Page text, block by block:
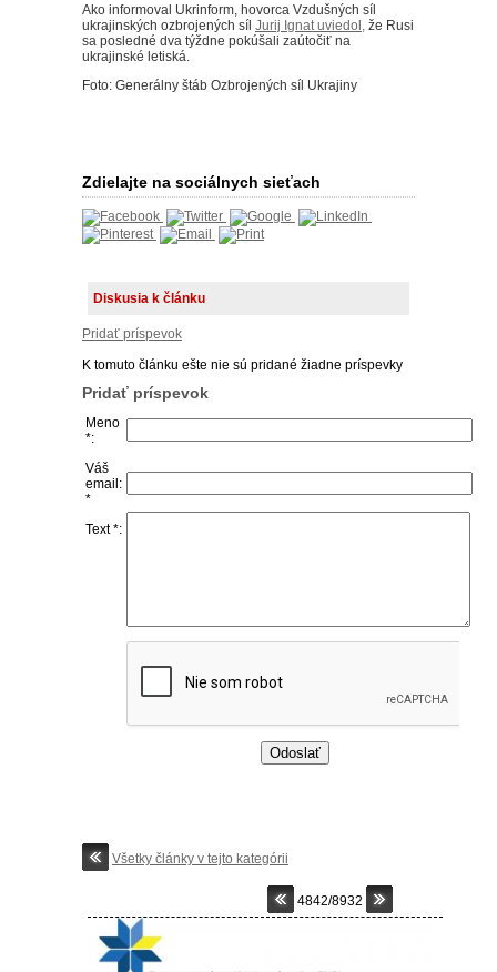
Ako informoval Ukrinform, hovorca Vzdušných síl
ukrajinských ozbrojených síl Jurij Ignat uviedol, že Rusi
sa posledné dva týždne pokúšali zaútočiť na
ukrajinské letiská.
Foto: Generálny štáb Ozbrojených síl Ukrajiny
Zdielajte na sociálnych sieťach
Diskusia k článku
Pridať príspevok
K tomuto článku ešte nie sú pridané žiadne príspevky
Pridať príspevok
Meno
*:
Váš
email:
*
Text *:
Všetky články v tejto kategórii
4842/8932